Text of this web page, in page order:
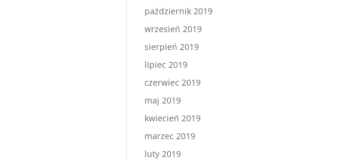
październik 2019
wrzesień 2019
sierpień 2019
lipiec 2019
czerwiec 2019
maj 2019
kwiecień 2019
marzec 2019
luty 2019